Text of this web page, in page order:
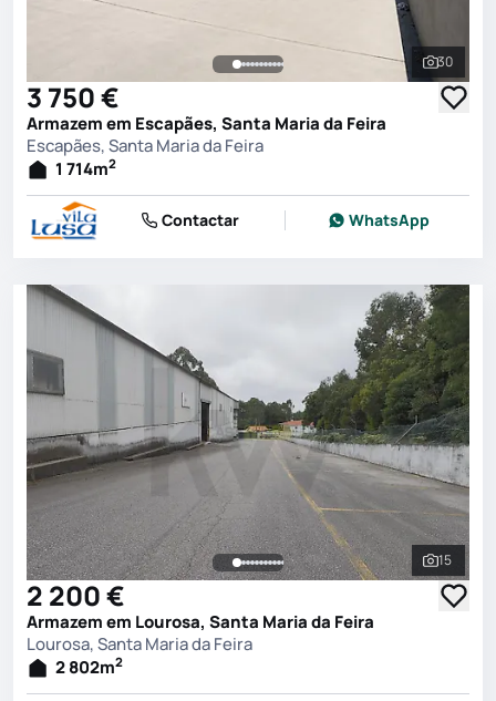
Ver
30
3 750 €
Armazem em Escapães, Santa Maria da Feira
Escapães, Santa Maria da Feira
1 714m2
Contactar WhatsApp
Ver
15
2 200 €
Armazem em Lourosa, Santa Maria da Feira
Lourosa, Santa Maria da Feira
2 802m2